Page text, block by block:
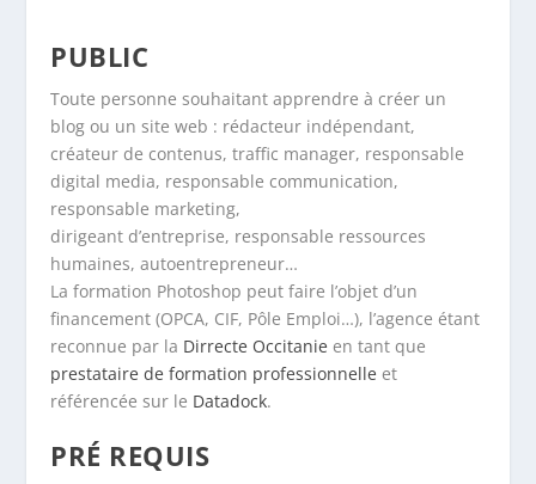
PUBLIC
Toute personne souhaitant apprendre à créer un
blog ou un site web : rédacteur indépendant,
créateur de contenus, traffic manager, responsable
digital media, responsable communication,
responsable marketing,
dirigeant d’entreprise, responsable ressources
humaines, autoentrepreneur…
La formation Photoshop peut faire l’objet d’un
financement (OPCA, CIF, Pôle Emploi…), l’agence étant
reconnue par la Dirrecte Occitanie en tant que
prestataire de formation professionnelle et
référencée sur le Datadock.
PRÉ REQUIS